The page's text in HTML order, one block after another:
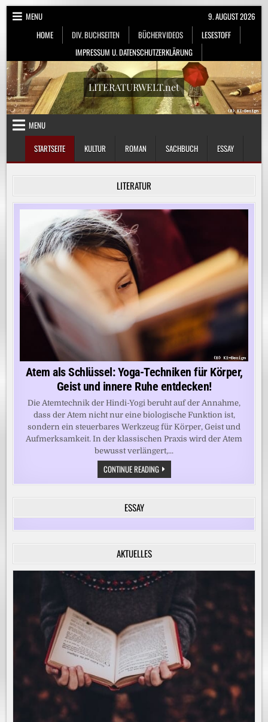
Skip
MENU
HOME
DIV. BUCHSEITEN BÜCHERVIDEOS
LESESTOFF
IMPRESSUM U. DATENSCHUTZERKLÄRUNG
9. AUGUST 2026
LITERATURWELT.net
MENU
STARTSEITE
KULTUR ROMAN SACHBUCH ESSAY
LITERATUR
Atem als Schlüssel: Yoga-Techniken für Körper,
Geist und innere Ruhe entdecken!
Die Atemtechnik der Hindi-Yogi beruht auf der Annahme,
dass der Atem nicht nur eine biologische Funktion ist,
sondern ein steuerbares Werkzeug für Körper, Geist und
Aufmerksamkeit. In der klassischen Praxis wird der Atem
bewusst verlängert,...
CONTINUE READINGATEM
ALS
SCHLÜSSEL:
TECHNIKEN
KÖRPER,
UND
RUHE
ESSAY
AKTUELLES